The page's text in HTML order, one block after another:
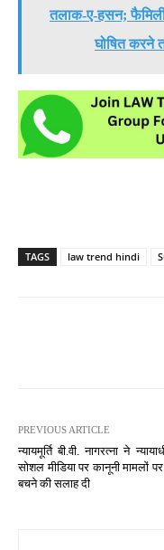
तलाक-ए-हसन; फैमिली
घोषित करने
TAGS law trend hindi
PREVIOUS ARTICLE
न्यायमूर्ति बी.वी. नागरत्ना ने
सोशल मीडिया पर कानूनी मामलों
बचने की सलाह दी